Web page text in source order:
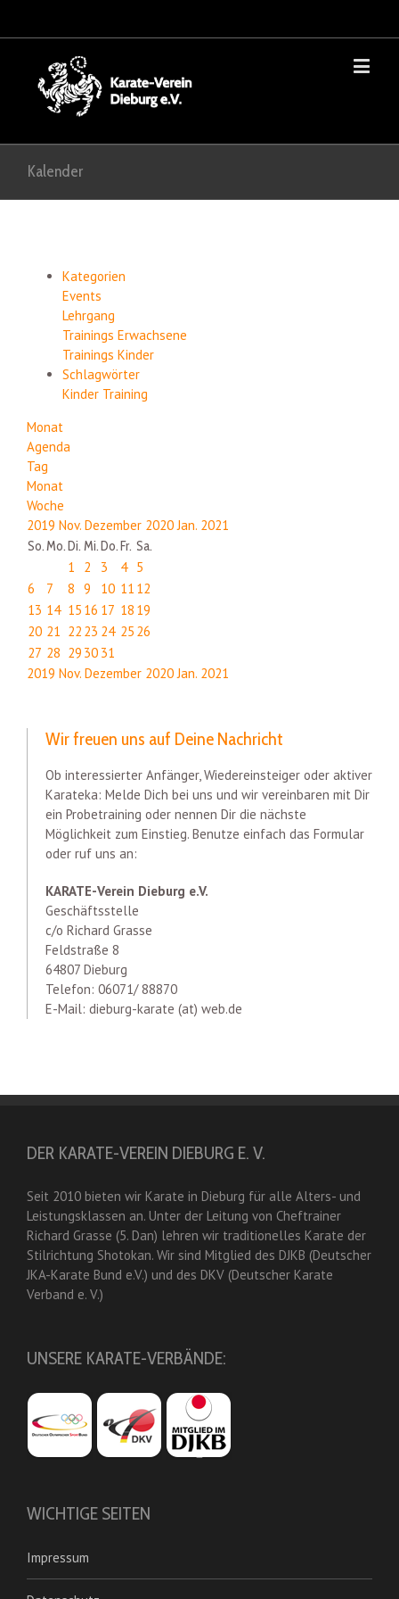
Kalender
Kategorien
Events
Lehrgang
Trainings Erwachsene
Trainings Kinder
Schlagwörter
Kinder Training
Monat
Agenda
Tag
Monat
Woche
2019 Nov. Dezember 2020 Jan. 2021
So.Mo.Di. Mi.Do.Fr. Sa.
1 2 3 4 5
6
7 8 9 10 11 12
13 14 15 16 17 18 19
20 21 22 23 24 25 26
27 28 29 30 31
2019 Nov. Dezember 2020 Jan. 2021
Wir freuen uns auf Deine Nachricht
Ob interessierter Anfänger, Wiedereinsteiger oder aktiver
Karateka: Melde Dich bei uns und wir vereinbaren mit Dir
ein Probetraining oder nennen Dir die nächste
Möglichkeit zum Einstieg. Benutze einfach das Formular
oder ruf uns an:
KARATE-Verein Dieburg e.V.
Geschäftsstelle
c/o Richard Grasse
Feldstraße 8
64807 Dieburg
Telefon: 06071/ 88870
E-Mail: dieburg-karate (at) web.de
DER KARATE-VEREIN DIEBURG E. V.
Seit 2010 bieten wir Karate in Dieburg für alle Alters- und
Leistungsklassen an. Unter der Leitung von Cheftrainer
Richard Grasse (5. Dan) lehren wir traditionelles Karate der
Stilrichtung Shotokan. Wir sind Mitglied des DJKB (Deutscher
JKA-Karate Bund e.V.) und des DKV (Deutscher Karate
Verband e. V.)
UNSERE KARATE-VERBÄNDE:
WICHTIGE SEITEN
Impressum